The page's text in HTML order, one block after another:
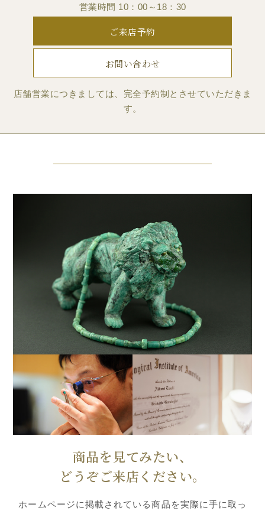
営業時間 10：00～18：30
ご来店予約
お問い合わせ
店舗営業につきましては、完全予約制とさせていただきま
す。
商品を見てみたい、
どうぞご来店ください。
ホームページに掲載されている商品を実際に手に取っ